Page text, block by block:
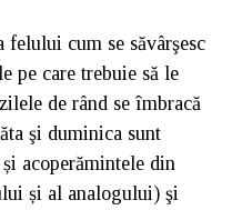
cum se săvârşesc
pe care trebuie să le
de rând se îmbracă
şi duminica sunt
acoperămintele din
și al analogului) şi